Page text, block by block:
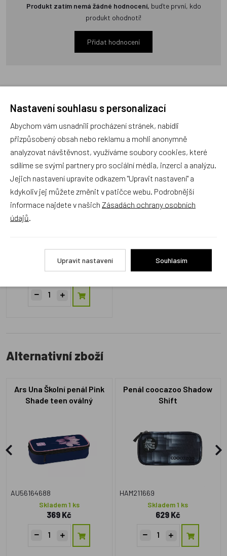
Produkt zatím nemá žádné hodnocení, buďte první, kdo
produkt ohodnotí!
Přidat hodnocení
Zboží se stejným motivem
Batoh GABOL střední POP I.
Skladem 1 ks
499 Kč
Alternativní zboží
Ars Una Školní penál Pink
Shade teen oválný
AU56164688
Skladem 1 ks
369 Kč
Penál coocazoo Shadow
Shift
HAM211669
Skladem 1 ks
629 Kč
Nastavení souhlasu s personalizací
Abychom vám usnadnili procházení stránek, nabídli
přizpůsobený obsah nebo reklamu a mohli anonymně
analyzovat návštěvnost, využíváme soubory cookies, které
sdílíme se svými partnery pro sociální média, inzerci a analýzu.
Jejich nastavení upravíte odkazem "Upravit nastavení" a
kdykoliv jej můžete změnit v patičce webu. Podrobnější
informace najdete v našich Zásadách ochrany osobních
údajů
Upravit nastavení Souhlasím